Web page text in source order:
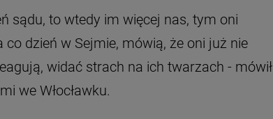
sądu, to wtedy im więcej nas, tym oni
dzień w Sejmie, mówią, że oni już nie
widać strach na ich twarzach - mówił
we Włocławku.